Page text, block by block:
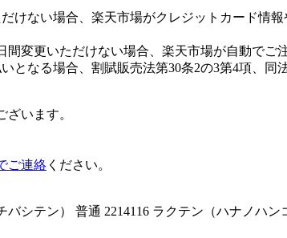
けない場合、楽天市場がクレジットカード情
変更いただけない場合、楽天市場が自動でご
となる場合、割賦販売法第30条2の3第4項、同
います。
ご連絡 ください。
シテン） 普通 2214116 ラクテン（ハナノハ